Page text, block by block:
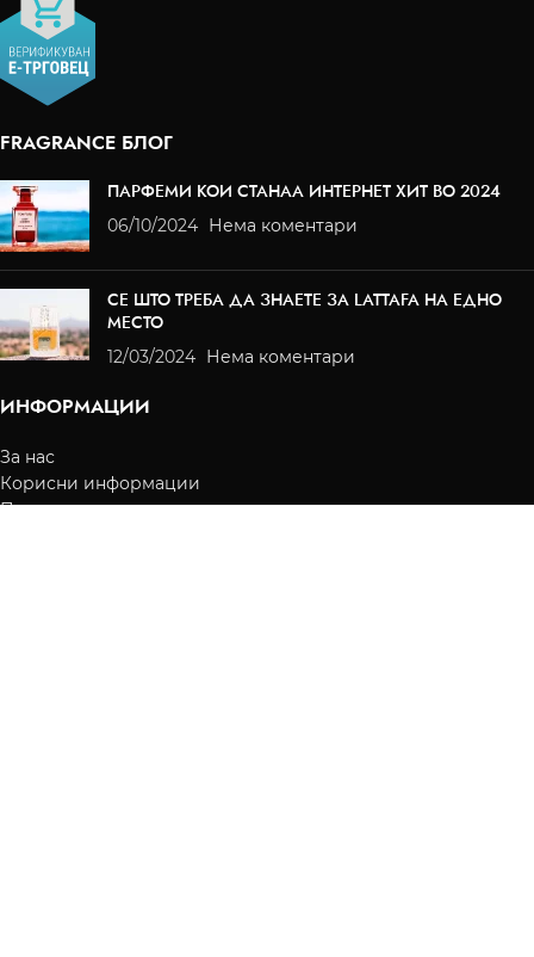
FRAGRANCE БЛОГ
ПАРФЕМИ КОИ СТАНАА ИНТЕРНЕТ ХИТ ВО 2024
06/10/2024 Нема коментари
СЕ ШТО ТРЕБА ДА ЗНАЕТЕ ЗА LATTAFA НА ЕДНО
МЕСТО
12/03/2024 Нема коментари
ИНФОРМАЦИИ
За нас
Корисни информации
Приватност